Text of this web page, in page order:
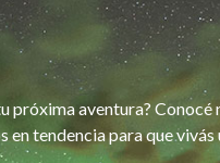
próxima aventura?
en tendencia para que